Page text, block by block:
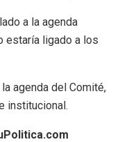
a la agenda
estaría ligado a los
agenda del Comité,
institucional.